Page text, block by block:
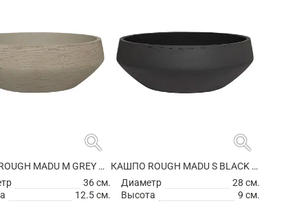
search
КАШПО ROUGH MADU M GREY WASHED
36 см.
12.5 см.
search
КАШПО ROUGH MADU S BLACK WASHED
Диаметр
28 см.
Высота
9 см.